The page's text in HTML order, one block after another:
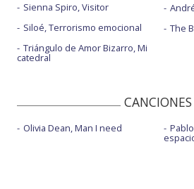
Sienna Spiro, Visitor
Siloé, Terrorismo emocional
Triángulo de Amor Bizarro, Mi
catedral
The
CANCIONES
Olivia Dean, Man I need